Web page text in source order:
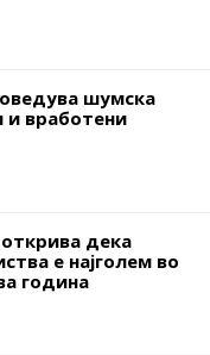
шумска
и вработени
дека
е најголем во
година